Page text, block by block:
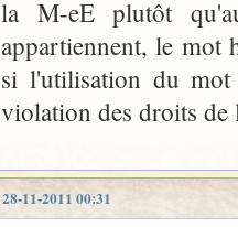
la M-eE plutôt
appartiennent, le mot
si l'utilisation du mot
violation des droits de
28-11-2011 00:31